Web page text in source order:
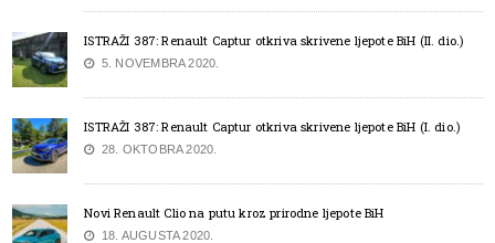
ISTRAŽI 387: Renault Captur otkriva skrivene ljepote BiH (II. dio.)
5. NOVEMBRA 2020.
ISTRAŽI 387: Renault Captur otkriva skrivene ljepote BiH (I. dio.)
28. OKTOBRA 2020.
Novi Renault Clio na putu kroz prirodne ljepote BiH
18. AUGUSTA 2020.